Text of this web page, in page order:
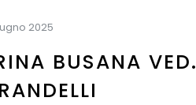
2025
BUSANA VED.